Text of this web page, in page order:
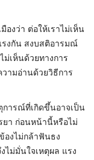
องว่า ต่อให้เราไม่เห็น
รงกัน สงบสติอารมณ์
ม่เห็นด้วยทางการ
วามอ่านด้วยวิธีการ
การณ์ที่เกิดขึ้นอาจเป็น
ยา ก่อนหน้านี้หรือไม่
องไม่กล้าฟันธง
ไม่มั่นใจเหตุผล แรง